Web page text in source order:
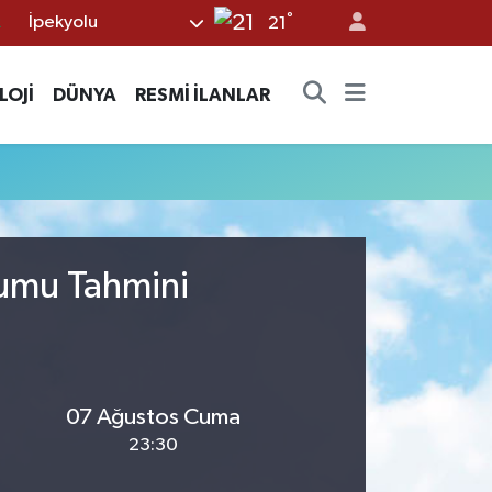
İpekyolu 21 °
DÜNYA RESMİ İLANLAR
Tahmini
07 Ağustos Cuma
23:30